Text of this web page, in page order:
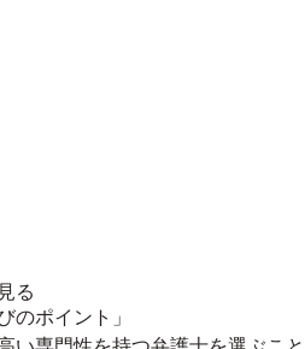
る
のポイント」